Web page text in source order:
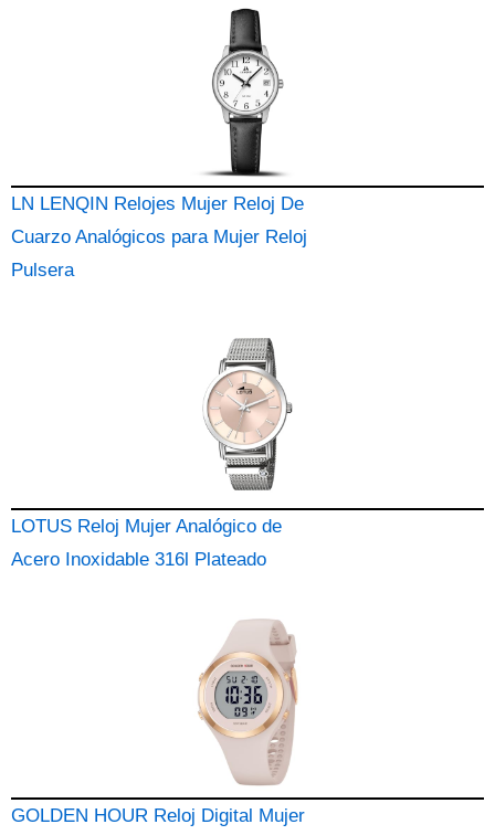
LN LENQIN Relojes Mujer Reloj De
Cuarzo Analógicos para Mujer Reloj
Pulsera
LOTUS Reloj Mujer Analógico de
Acero Inoxidable 316l Plateado
GOLDEN HOUR Reloj Digital Mujer